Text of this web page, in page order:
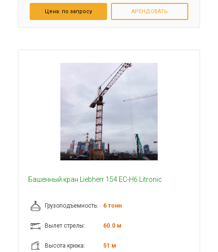
Цена: по запросу АРЕНДОВАТЬ
Башенный кран Liebherr 154 EC-H6 Litronic
Грузоподъемность: 6 тонн
Вылет стрелы: 60.0 м
Высота крюка: 51 м